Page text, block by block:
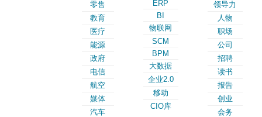
零售
教育
医疗
能源
政府
电信
航空
媒体
汽车
ERP
BI
物联网
SCM
BPM
大数据
企业2.0
移动
CIO库
领导力
人物
职场
公司
招聘
读书
报告
创业
会务